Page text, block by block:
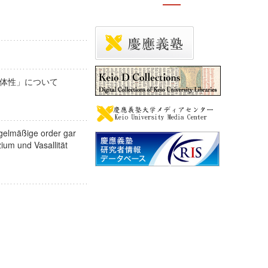
性」について
order gar
und Vasallität